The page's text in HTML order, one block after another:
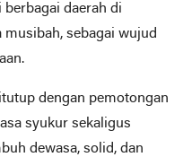
berbagai daerah di
musibah, sebagai wujud
dengan pemotongan
syukur sekaligus
dewasa, solid, dan